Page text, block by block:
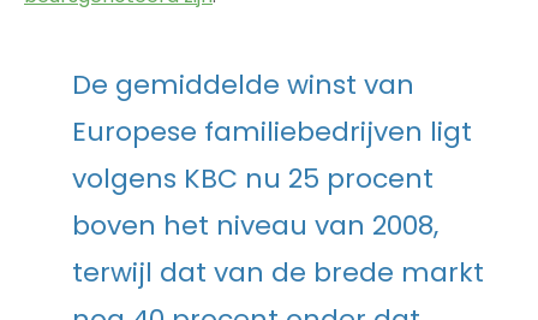
De gemiddelde winst van
Europese familiebedrijven ligt
volgens KBC nu 25 procent
boven het niveau van 2008,
terwijl dat van de brede markt